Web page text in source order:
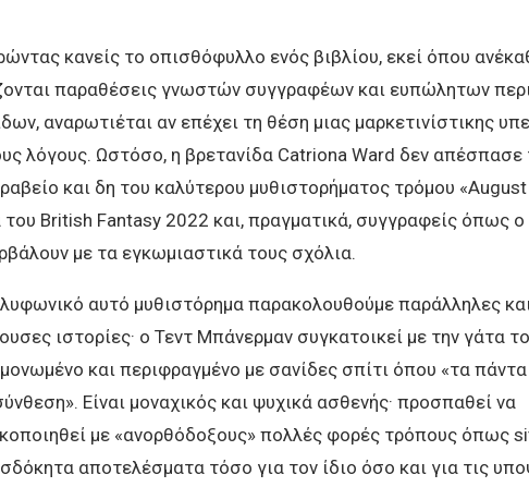
κανείς το οπισθόφυλλο ενός βιβλίου, εκεί όπου
παραθέσεις γνωστών συγγραφέων και ευπώλητων
αναρωτιέται αν επέχει τη θέση μιας μαρκετινίστικης
λόγους. Ωστόσο, η βρετανίδα Catriona Ward δεν απέσπασε
και δη του καλύτερου μυθιστορήματος τρόμου
του British Fantasy 2022 και, πραγματικά, συγγραφείς όπως ο
με τα εγκωμιαστικά τους σχόλια.
αυτό μυθιστόρημα παρακολουθούμε παράλληλες
ιστορίες· ο Τεντ Μπάνερμαν συγκατοικεί με την γάτα
και περιφραγμένο με σανίδες σπίτι όπου «τα πάντα
Είναι μοναχικός και ψυχικά ασθενής· προσπαθεί να
με «ανορθόδοξους» πολλές φορές τρόπους όπως
αποτελέσματα τόσο για τον ίδιο όσο και για τις